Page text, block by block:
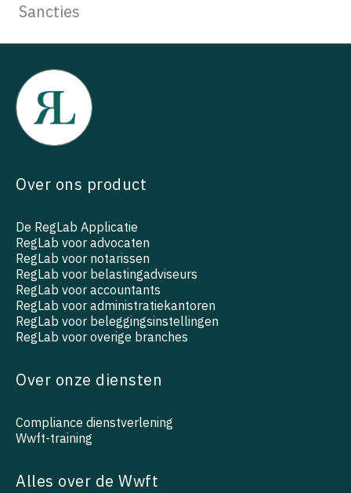
Sancties
Over ons product
De RegLab Applicatie
RegLab voor advocaten
RegLab voor notarissen
RegLab voor belastingadviseurs
RegLab voor accountants
RegLab voor administratiekantoren
RegLab voor beleggingsinstellingen
RegLab voor overige branches
Over onze diensten
Compliance dienstverlening
Wwft-training
Alles over de Wwft